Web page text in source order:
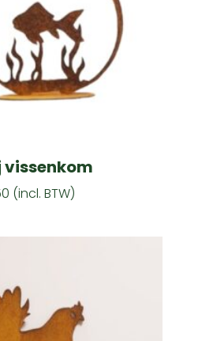
vissenkom
(incl. BTW)